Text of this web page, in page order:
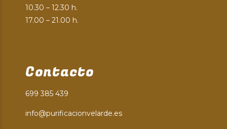
10.30 – 12.30 h.
17.00 – 21.00 h.
Contacto
699 385 439
info@purificacionvelarde.es